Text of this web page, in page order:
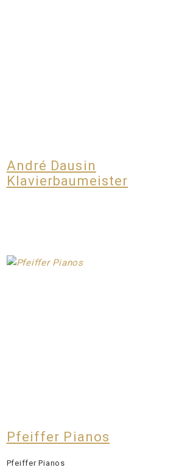
André Dausin
Klavierbaumeister
Pfeiffer Pianos
Pfeiffer Pianos